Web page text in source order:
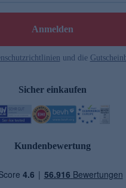
Anmelden
und die
Sicher einkaufen
Kundenbewertung